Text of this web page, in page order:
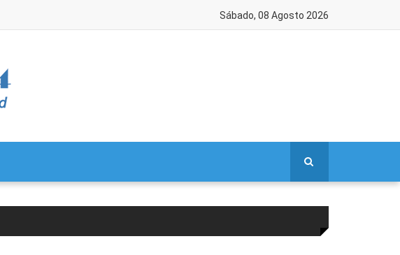
Sábado, 08 Agosto 2026